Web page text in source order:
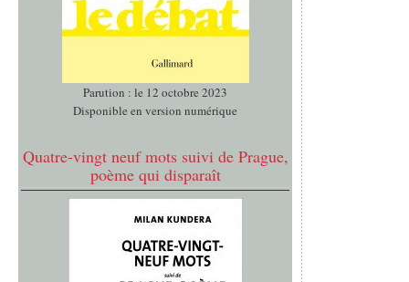
Parution : le 12 octobre 2023
Disponible en version numérique
Quatre-vingt neuf mots suivi de Prague,
poème qui disparaît